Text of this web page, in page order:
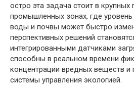
остро эта задача стоит в крупных
промышленных зонах, где уровень
воды и почвы может быстро
перспективных решений
интегрированными датчиками
способны в реальном времени
концентрации вредных веществ и
системы управления экологией.